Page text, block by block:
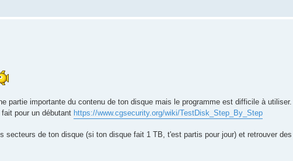
partie importante du contenu de ton disque mais le programme est difficile à utiliser.
pour un débutant https://www.cgsecurity.org/wiki/TestDisk_Step_By_Step
secteurs de ton disque (si ton disque fait 1 TB, t'est partis pour jour) et retrouver